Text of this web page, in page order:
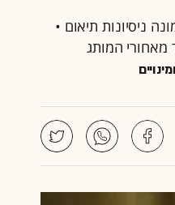
ניסיונות תיאום •
המותג